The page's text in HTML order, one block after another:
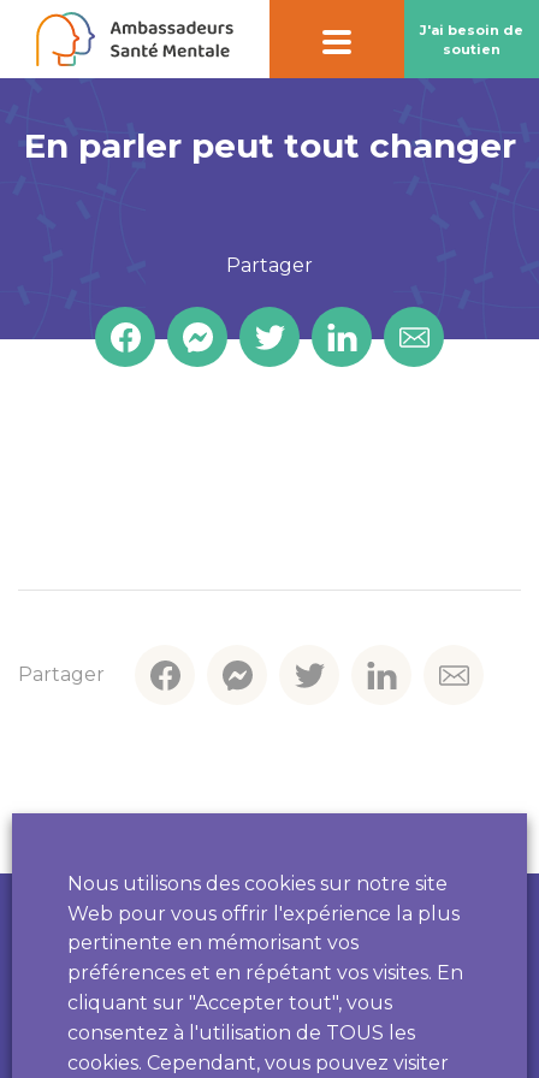
J'ai besoin de
soutien
En parler peut tout changer
Partager
Partager
0 800 235 236
sexualité, de mal-être...
Drogues info services
0 800 23 13 13
Informations et conseils sur des problèmes de
dépendances
De 8h à 2h, 7 j/7, anonyme et gratuit.
Développé par
Nous utilisons des cookies sur notre site
Web pour vous offrir l'expérience la plus
pertinente en mémorisant vos
préférences et en répétant vos visites. En
cliquant sur "Accepter tout", vous
consentez à l'utilisation de TOUS les
cookies. Cependant, vous pouvez visiter